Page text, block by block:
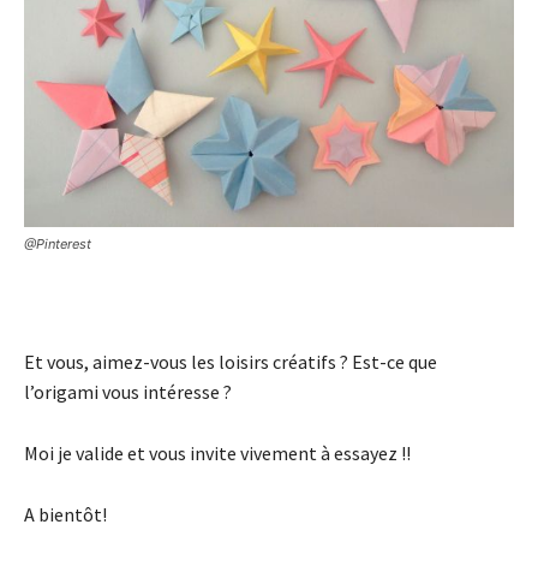
@Pinterest
Et vous, aimez-vous les loisirs créatifs ? Est-ce que
l’origami vous intéresse ?
Moi je valide et vous invite vivement à essayez !!
A bientôt!